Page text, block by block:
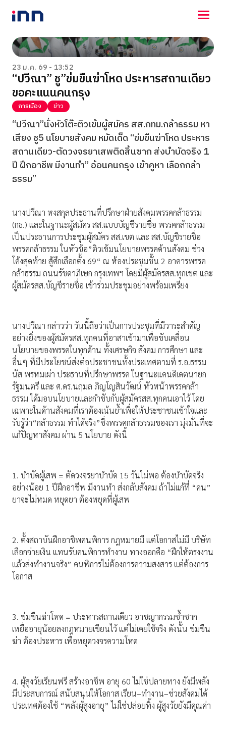
NEWS
ENTERTAINMENT
LIFESTYLE
HOROSCOPE
LOTTERY
VIDEO
ร่วมด้วยช่วยกัน
23 ม.ค. 69 - 13:52
“ปวีณา” ชู”ข่มขืนฆ่าโหด ประหารสถานเดียว
ขอคะแนนคนกรุง
การเมือง ข่าว
“ปวีณา”นั่งหัวโต๊ะติวเข้มผู้สมัคร สส.กทม.กล้าธรรม หา
เสียง ชู5 นโยบายสังคม หมัดเด็ด “ข่มขืนฆ่าโหด ประหาร
สถานเดียว-ตัดวงจรยาเสพติดสิ้นซาก ส่งบำบัดจริง 1
ปี ฝึกอาชีพ มีงานทำ” อ้อนคนกรุง เข้าคูหา เลือกกล้า
ธรรม”
นางปวีณา หงสกุลประธานที่ปรึกษาฝ่ายสังคมพรรคกล้าธรรม
(กธ.) และในฐานะผู้สมัคร สส.แบบบัญชีรายชื่อ พรรคกล้าธรรม
เป็นประธานการประชุมผู้สมัคร สส.เขต และ สส.บัญชีรายชื่อ
พรรคกล้าธรรม ในหัวข้อ”ติวเข้มนโยบายพรรคด้านสังคม ช่วง
โค้งสุดท้าย สู้ศึกเลือกตั้ง 69“ ณ ห้องประชุมชั้น 2 อาคารพรรค
กล้าธรรม ถนนรัชดาภิเษก กรุงเทพฯ โดยมีผู้สมัครสส.ทุกเขต และ
ผู้สมัครสส.บัญชีรายชื่อ เข้าร่วมประชุมอย่างพร้อมเพรียง
นางปวีณา กล่าวว่า วันนี้ถือว่าเป็นการประชุมที่มีวาระสำคัญ
อย่างยิ่งของผู้สมัครสส.ทุกคนที่อาสาเข้ามาเพื่อขับเคลื่อน
นโยบายของพรรคในทุกด้าน ทั้งเศรษกิจ สังคม การศึกษา และ
อื่นๆ ที่มีประโยชน์ส่งต่อประชาชนทั้งประเทศตามที่ ร.อ.ธรรม
นัส พรหมเผ่า ประธานที่ปรึกษาพรรค ในฐานะแคนดิเดตนายก
รัฐมนตรี และ ศ.ดร.นฤมล ภิญโญสินวัฒน์ หัวหน้าพรรคกล้า
ธรรม ได้มอบนโยบายและกำชับกับผู้สมัครสส.ทุกคนเอาไว้ โดย
เฉพาะในด้านสังคมที่เราต้องเน้นย้ำเพื่อให้ประชาชนเข้าใจและ
รับรู้ว่า“กล้าธรรม ทำได้จริง”ซึ่งพรรคกล้าธรรมของเรา มุ่งมั่นที่จะ
แก้ปัญหาสังคม ผ่าน 5 นโยบาย ดังนี้
1. บำบัดผู้เสพ = ตัดวงจรยาบำบัด 15 วันไม่พอ ต้องบำบัดจริง
อย่างน้อย 1 ปีฝึกอาชีพ มีงานทำ ส่งกลับสังคม ถ้าไม่แก้ที่ “คน”
ยาจะไม่หมด หยุดยา ต้องหยุดที่ผู้เสพ
2. ตั้งสถาบันฝึกอาชีพคนพิการ กฎหมายมี แต่โอกาสไม่มี บริษัท
เลือกจ่ายเงิน แทนรับคนพิการทำงาน ทางออกคือ “ฝึกให้ตรงงาน
แล้วส่งทำงานจริง” คนพิการไม่ต้องการความสงสาร แต่ต้องการ
โอกาส
3. ข่มขืนฆ่าโหด = ประหารสถานเดียว อาชญากรรมซ้ำซาก
เหยื่ออายุน้อยลงกฎหมายเขียนไว้ แต่ไม่เคยใช้จริง ดังนั้น ข่มขืน
ฆ่า ต้องประหาร เพื่อหยุดวงจรความโหด
4. ผู้สูงวัยเรียนฟรี สร้างอาชีพ อายุ 60 ไม่ใช่ปลายทาง ยังมีพลัง
มีประสบการณ์ สนับสนุนให้โอกาส เรียน–ทำงาน–ช่วยสังคมได้
ประเทศต้องใช้ “พลังผู้สูงอายุ” ไม่ใช่ปล่อยทิ้ง ผู้สูงวัยยังมีคุณค่า